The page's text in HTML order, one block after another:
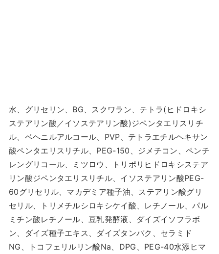
水、グリセリン、BG、スクワラン、テトラ(ヒドロキシ
ステアリン酸／イソステアリン酸)ジペンタエリスリチ
ル、ベヘニルアルコール、PVP、テトラエチルヘキサン
酸ペンタエリスリチル、PEG-150、ジメチコン、ペンチ
レングリコール、ミツロウ、トリポリヒドロキシステア
リン酸ジペンタエリスリチル、イソステアリン酸PEG-
60グリセリル、マカデミア種子油、ステアリン酸グリ
セリル、トリメチルシロキシケイ酸、レチノール、パル
ミチン酸レチノール、豆乳発酵液、ダイズイソフラボ
ン、ダイズ種子エキス、ダイズタンパク、セラミド
NG、トコフェリルリン酸Na、DPG、PEG-40水添ヒマ